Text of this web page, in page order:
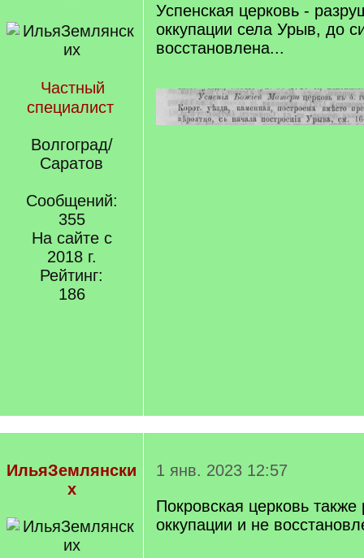
Частный
специалист
Волгоград/
Саратов
Сообщений:
355
На сайте с
2018 г.
Рейтинг:
186
Успенская церковь -
оккупации села Урыв, до
восстановлена...
ИльяЗемлянски
х
1 янв. 2023 12:57
Покровская церковь
оккупации и не